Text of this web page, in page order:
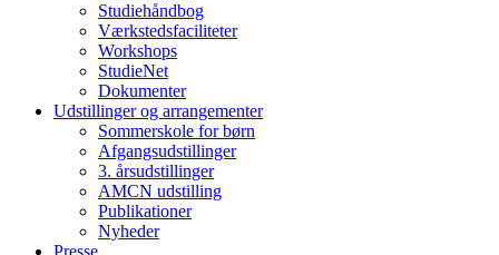
Studiehåndbog
Værkstedsfaciliteter
Workshops
StudieNet
Dokumenter
Udstillinger og arrangementer
Sommerskole for børn
Afgangsudstillinger
3. årsudstillinger
AMCN udstilling
Publikationer
Nyheder
Presse